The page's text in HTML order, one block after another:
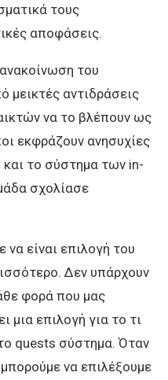
τους
αποφάσεις.
του
μεικτές αντιδράσεις
να το βλέπουν ως
εκφράζουν ανησυχίες
το σύστημα των in-
σχολίασε
είναι επιλογή του
Δεν υπάρχουν
φορά που μας
μια επιλογή για το τι
quests σύστημα. Όταν
να επιλέξουμε